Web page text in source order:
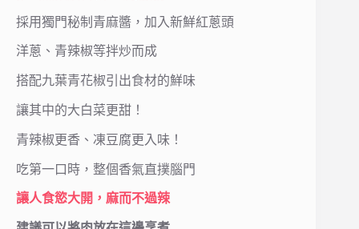
採用獨門​秘制青麻醬，加入新鮮紅蔥頭
洋蔥、青辣椒等拌炒而成
搭配九葉青花椒引出食材的鮮味
讓其中的大白菜更甜！
青辣椒更香、凍豆腐更入味！
吃第一口時，整個香氣直撲腦門
讓人食慾大開，麻而不過辣